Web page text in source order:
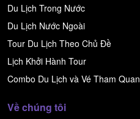
Du Lịch Trong Nước
Du Lịch Nước Ngoài
Tour Du Lịch Theo Chủ Đề
Lịch Khởi Hành Tour
Combo Du Lịch và Vé Tham Quan
Về chúng tôi